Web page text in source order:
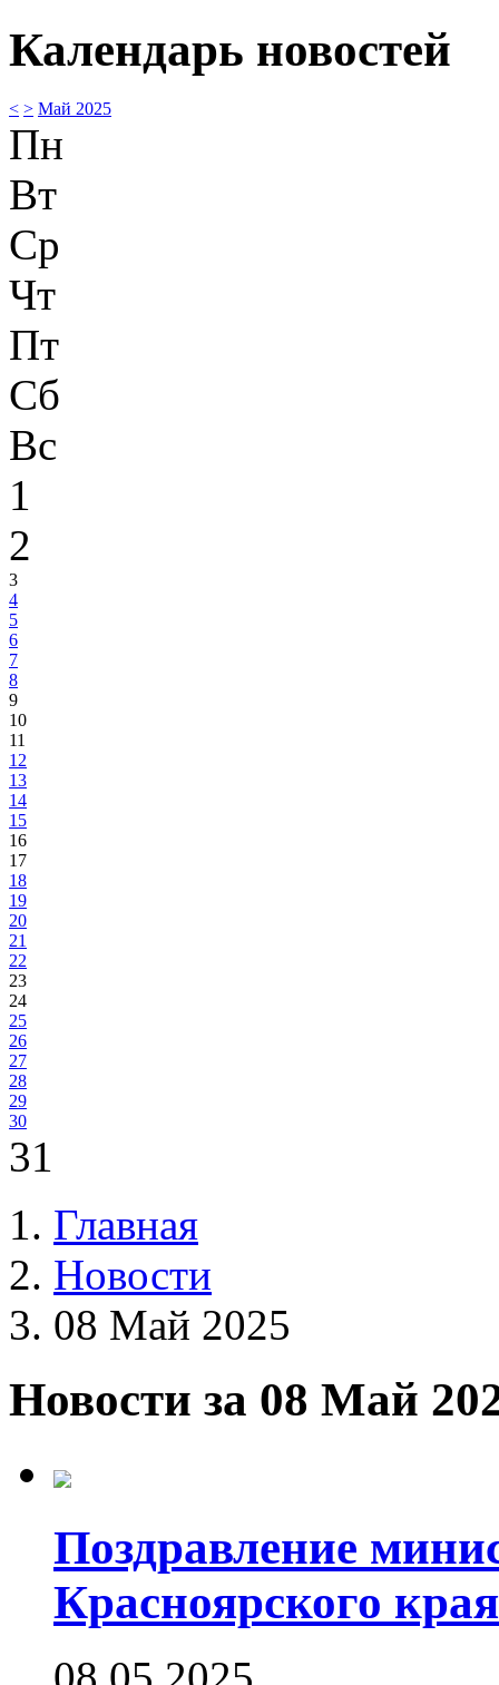
Календарь новостей
< > Май 2025
Пн
Вт
Ср
Чт
Пт
Сб
Вс
1
2
3
4
5
6
7
8
9
10
11
12
13
14
15
16
17
18
19
20
21
22
23
24
25
26
27
28
29
30
31
Главная
Новости
08 Май 2025
Новости за 08 Май
Поздравление
Красноярского